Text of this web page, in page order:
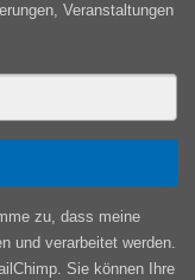
Veranstaltungen
zu, dass meine
und verarbeitet werden.
Sie können Ihre